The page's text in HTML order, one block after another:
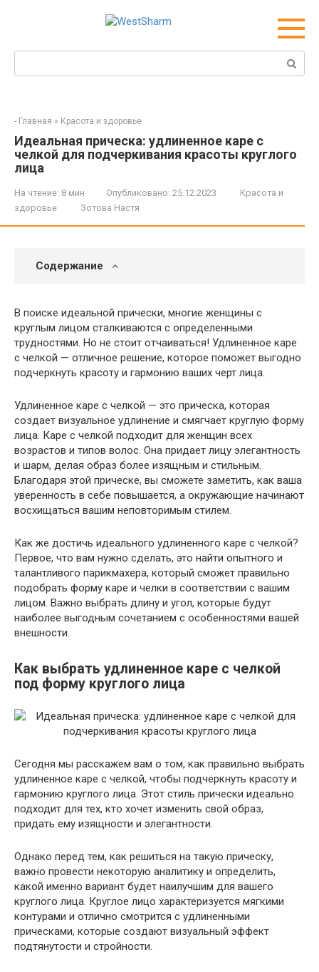
- Главная » Красота и здоровье
Идеальная прическа: удлиненное каре с
челкой для подчеркивания красоты круглого
лица
На чтение: 8 мин Опубликовано: 25.12.2023
Красота и
здоровье
Зотова Настя
Содержание
В поиске идеальной прически, многие женщины с
круглым лицом сталкиваются с определенными
трудностями. Но не стоит отчаиваться! Удлиненное каре
с челкой — отличное решение, которое поможет выгодно
подчеркнуть красоту и гармонию ваших черт лица.
Удлиненное каре с челкой — это прическа, которая
создает визуальное удлинение и смягчает круглую форму
лица. Каре с челкой подходит для женщин всех
возрастов и типов волос. Она придает лицу элегантность
и шарм, делая образ более изящным и стильным.
Благодаря этой прическе, вы сможете заметить, как ваша
уверенность в себе повышается, а окружающие начинают
восхищаться вашим неповторимым стилем.
Как же достичь идеального удлиненного каре с челкой?
Первое, что вам нужно сделать, это найти опытного и
талантливого парикмахера, который сможет правильно
подобрать форму каре и челки в соответствии с вашим
лицом. Важно выбрать длину и угол, которые будут
наиболее выгодным сочетанием с особенностями вашей
внешности.
Как выбрать удлиненное каре с челкой
под форму круглого лица
Сегодня мы расскажем вам о том, как правильно выбрать
удлиненное каре с челкой, чтобы подчеркнуть красоту и
гармонию круглого лица. Этот стиль прически идеально
подходит для тех, кто хочет изменить свой образ,
придать ему изящности и элегантности.
Однако перед тем, как решиться на такую прическу,
важно провести некоторую аналитику и определить,
какой именно вариант будет наилучшим для вашего
круглого лица. Круглое лицо характеризуется мягкими
контурами и отлично смотрится с удлиненными
прическами, которые создают визуальный эффект
подтянутости и стройности.